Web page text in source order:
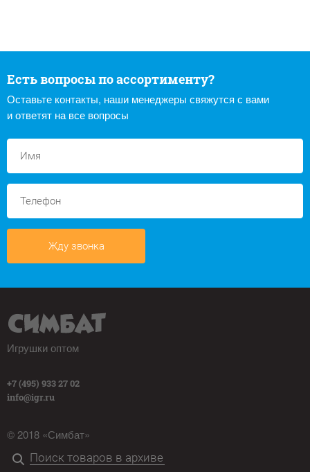
Есть вопросы по ассортименту?
Оставьте контакты, наши менеджеры свяжутся с вами
и ответят на все вопросы
Жду звонка
Игрушки оптом
+7 (495) 933 27 02
info@igr.ru
© 2018 «Симбат»